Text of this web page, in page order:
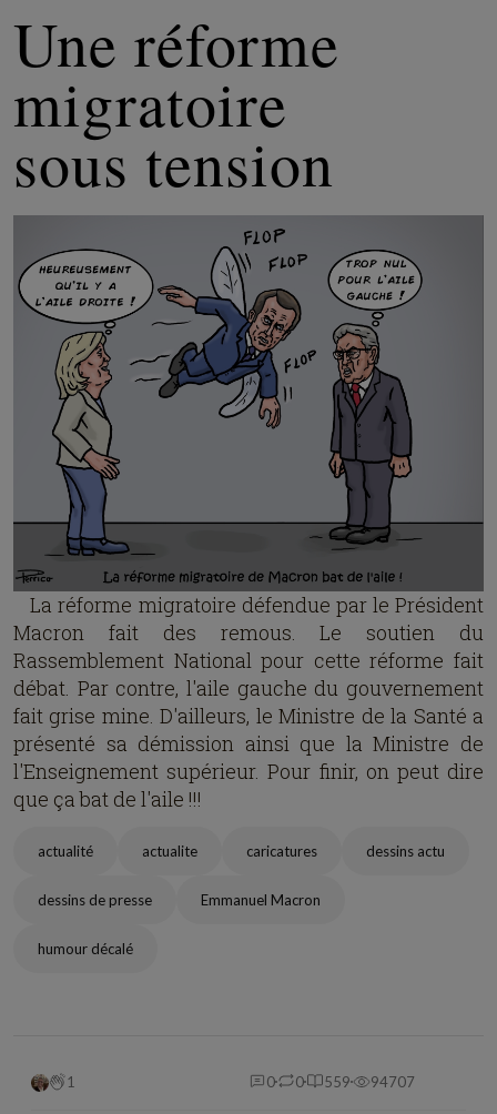
Une réforme
migratoire
sous tension
La réforme migratoire défendue par le Président
Macron fait des remous. Le soutien du
Rassemblement National pour cette réforme fait
débat. Par contre, l'aile gauche du gouvernement
fait grise mine. D'ailleurs, le Ministre de la Santé a
présenté sa démission ainsi que la Ministre de
l'Enseignement supérieur. Pour finir, on peut dire
que ça bat de l'aile !!!
actualité actualite caricatures dessins actu
dessins de presse Emmanuel Macron
humour décalé
1 0 0 559 94707